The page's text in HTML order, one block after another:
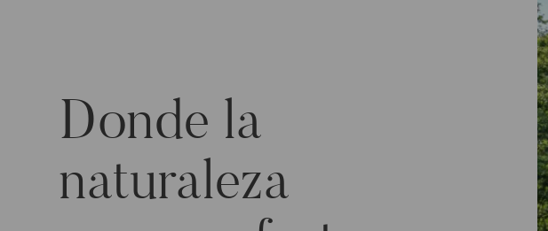
Donde la
naturaleza